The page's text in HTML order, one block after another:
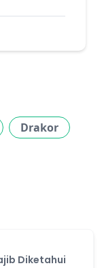
Drakor
Diketahui